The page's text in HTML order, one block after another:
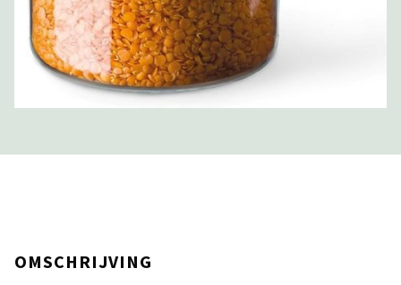
OMSCHRIJVING